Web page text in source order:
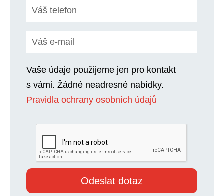
Vaše údaje použijeme jen pro kontakt
s vámi. Žádné neadresné nabídky.
Pravidla ochrany osobních údajů